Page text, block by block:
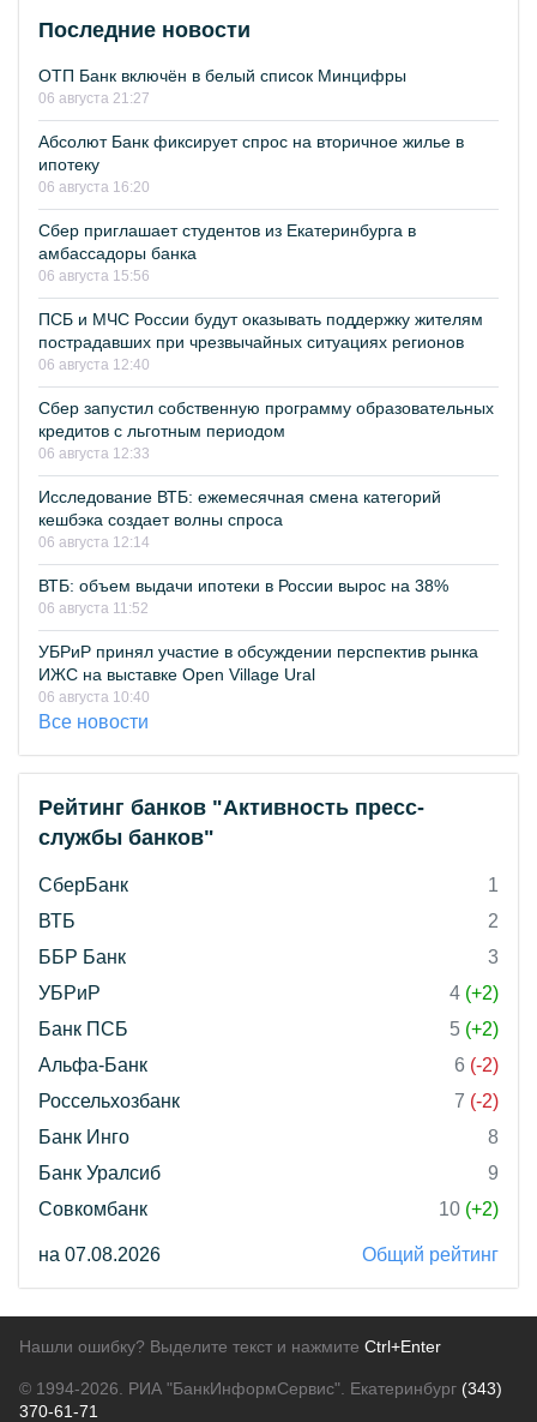
Последние новости
ОТП Банк включён в белый список Минцифры
06 августа 21:27
Абсолют Банк фиксирует спрос на вторичное жилье в
ипотеку
06 августа 16:20
Сбер приглашает студентов из Екатеринбурга в
амбассадоры банка
06 августа 15:56
ПСБ и МЧС России будут оказывать поддержку жителям
пострадавших при чрезвычайных ситуациях регионов
06 августа 12:40
Сбер запустил собственную программу образовательных
кредитов с льготным периодом
06 августа 12:33
Исследование ВТБ: ежемесячная смена категорий
кешбэка создает волны спроса
06 августа 12:14
ВТБ: объем выдачи ипотеки в России вырос на 38%
06 августа 11:52
УБРиР принял участие в обсуждении перспектив рынка
ИЖС на выставке Open Village Ural
06 августа 10:40
Все новости
Рейтинг банков "Активность пресс-
службы банков"
СберБанк
1
ВТБ
2
ББР Банк
3
УБРиР
4 (+2)
Банк ПСБ
5 (+2)
Альфа-Банк
6 (-2)
Россельхозбанк
7 (-2)
Банк Инго
8
Банк Уралсиб
9
Совкомбанк
10 (+2)
на 07.08.2026 Общий рейтинг
Нашли ошибку? Выделите текст и нажмите Ctrl+Enter
© 1994-2026. РИА "БанкИнформСервис". Екатеринбург (343)
370-61-71